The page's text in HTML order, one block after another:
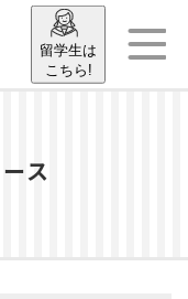
留学生は
こちら!
ス